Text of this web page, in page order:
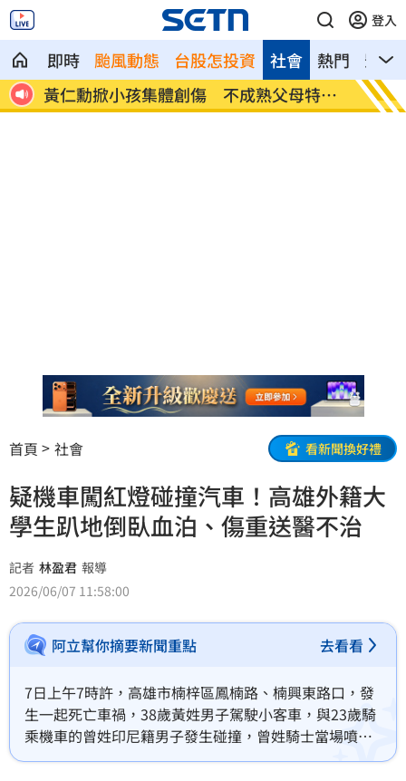
登入
即時 颱風動態 台股怎投資 熱門 影音
社會
徵
氣象女神也累了？口誤「白沙屯颱風」
酸民
嗆
首頁 社會 看新聞換好禮
疑機車闖紅燈碰撞汽車！高雄外籍大
學生趴地倒臥血泊、傷重送醫不治
記者 林盈君 報導
2026/06/07 11:58:00
阿立幫你摘要新聞重點 去看看
7日上午7時許，高雄市楠梓區鳳楠路、楠興東路口，發
生一起死亡車禍，38歲黃姓男子駕駛小客車，與23歲騎
乘機車的曾姓印尼籍男子發生碰撞，曾姓騎士當場噴
飛，頭部重創、倒臥血泊失去生命跡象，送醫搶救傷重